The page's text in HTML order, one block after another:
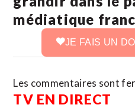
médiatique
JE FAIS UN
Les commentaires sont
TV EN DIRECT